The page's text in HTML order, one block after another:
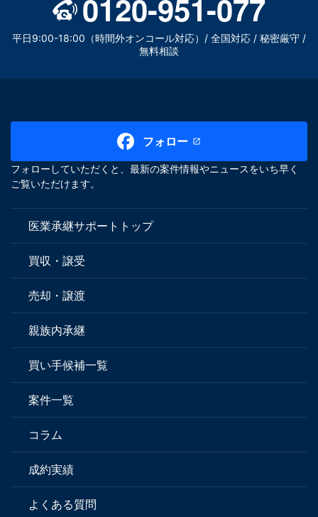
0120-951-077
平日9:00-18:00（時間外オンコール対応）/ 全国対応 / 秘密厳守 /
無料相談
フォロー
フォローしていただくと、最新の案件情報やニュースをいち早く
ご覧いただけます。
医業承継サポートトップ
買収・譲受
売却・譲渡
親族内承継
買い手候補一覧
案件一覧
コラム
成約実績
よくある質問